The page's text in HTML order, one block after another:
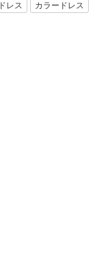
レス カラードレス